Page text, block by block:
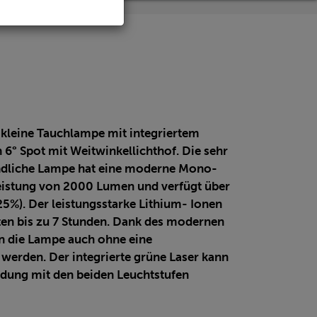
Tauchlampe mit integriertem
6° Spot mit Weitwinkellichthof. Die sehr
Lampe hat eine moderne Mono-
von 2000 Lumen und verfügt über
Der leistungsstarke Lithium- Ionen
bis zu 7 Stunden. Dank des modernen
die Lampe auch ohne eine
Der integrierte grüne Laser kann
mit den beiden Leuchtstufen